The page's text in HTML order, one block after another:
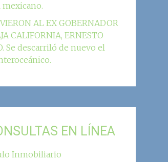
AL EX GOBERNADOR
CALIFORNIA, ERNESTO
Se descarriló de nuevo el
EN LÍNEA
Inmobiliario